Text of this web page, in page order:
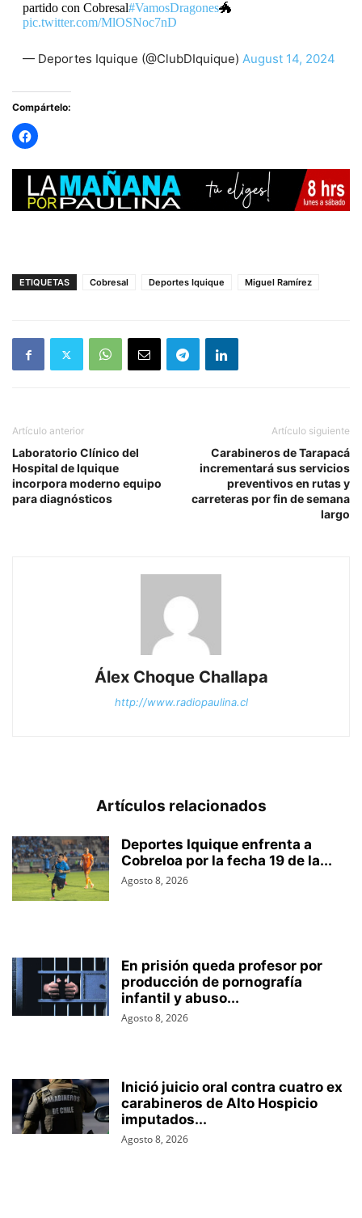
partido con Cobresal#VamosDragones🐲
pic.twitter.com/MlOSNoc7nD
— Deportes Iquique (@ClubDIquique) August 14, 2024
Compártelo:
ETIQUETAS Cobresal Deportes Iquique Miguel Ramírez
Artículo anterior
Laboratorio Clínico del
Hospital de Iquique
incorpora moderno equipo
para diagnósticos
Artículo siguiente
Carabineros de Tarapacá
incrementará sus servicios
preventivos en rutas y
carreteras por fin de semana
largo
Álex Choque Challapa
http://www.radiopaulina.cl
Artículos relacionados
Deportes Iquique enfrenta a
Cobreloa por la fecha 19 de la...
Agosto 8, 2026
En prisión queda profesor por
producción de pornografía
infantil y abuso...
Agosto 8, 2026
Inició juicio oral contra cuatro ex
carabineros de Alto Hospicio
imputados...
Agosto 8, 2026